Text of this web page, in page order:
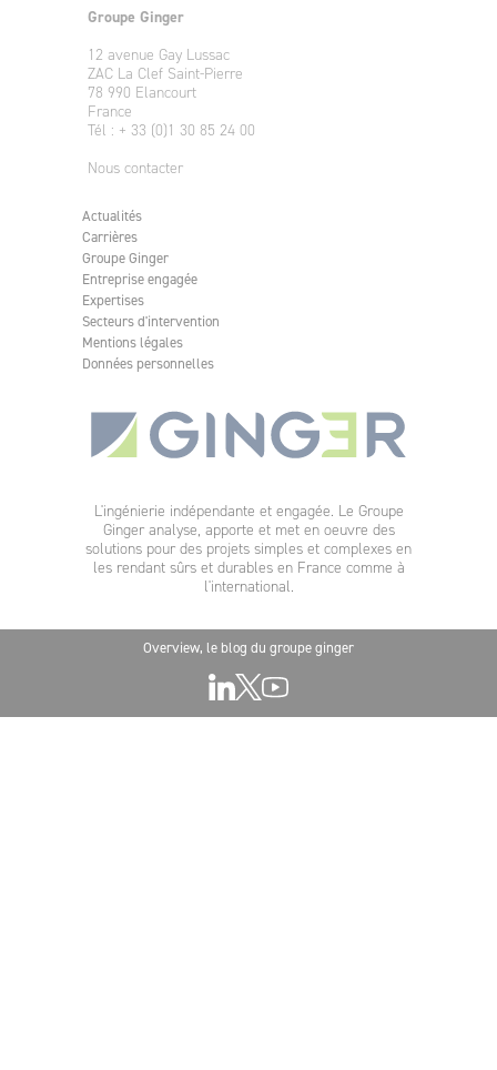
Groupe Ginger
12 avenue Gay Lussac
ZAC La Clef Saint-Pierre
78 990 Elancourt
France
Tél : + 33 (0)1 30 85 24 00
Nous contacter
Actualités
Carrières
Groupe Ginger
Entreprise engagée
Expertises
Secteurs d'intervention
Mentions légales
Données personnelles
L'ingénierie indépendante et engagée. Le Groupe
Ginger analyse, apporte et met en oeuvre des
solutions pour des projets simples et complexes en
les rendant sûrs et durables en France comme à
l'international.
Overview, le blog du groupe ginger
LINKEDIN
TWITTERYOUTUBE